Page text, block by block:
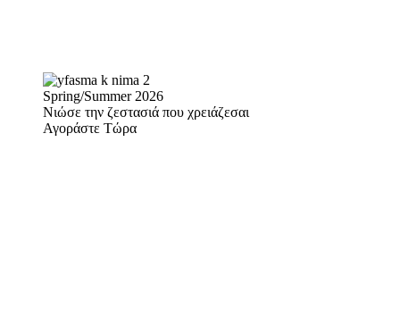
Spring/Summer 2026
Νιώσε την ζεστασιά που χρειάζεσαι
Αγοράστε Τώρα